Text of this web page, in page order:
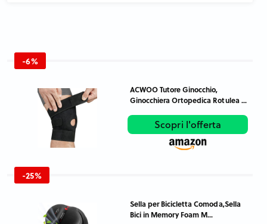
-6%
ACWOO Tutore Ginocchio,
Ginocchiera Ortopedica Rotulea ...
Scopri l'offerta
-25%
Sella per Bicicletta Comoda,Sella
Bici in Memory Foam M...